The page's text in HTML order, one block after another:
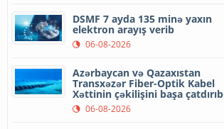
DSMF 7 ayda 135 minə yaxın
elektron arayış verib
06-08-2026
Azərbaycan və Qazaxıstan
Transxəzər Fiber-Optik Kabel
Xəttinin çəkilişini başa çatdırıb
06-08-2026